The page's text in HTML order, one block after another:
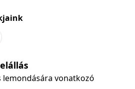
lemondására vonatkozó